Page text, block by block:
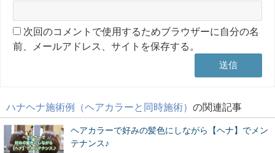
次回のコメントで使用するためブラウザーに自分の名
前、メールアドレス、サイトを保存する。
ハナヘナ施術例（ヘアカラーと同時施術） の関連記事
ヘアカラーで好みの髪色にしながら【ヘナ】でメン
テナンス♪